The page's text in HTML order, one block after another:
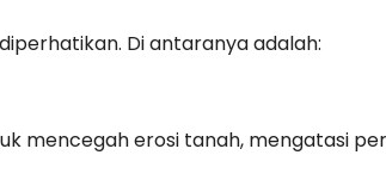
Di antaranya adalah:
mencegah erosi tanah, mengatasi